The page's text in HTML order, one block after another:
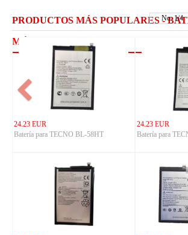
PRODUCTOS MÁS POPULARES -
MÓVILES TECNO
No.1/4
24.23 EUR
Batería para TECNO BL-58HT
24.23 EUR
Batería para